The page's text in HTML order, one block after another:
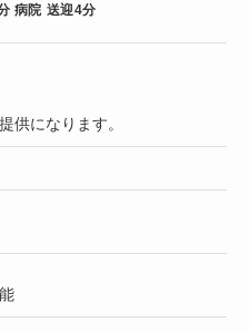
病院 送迎4分
供になります。